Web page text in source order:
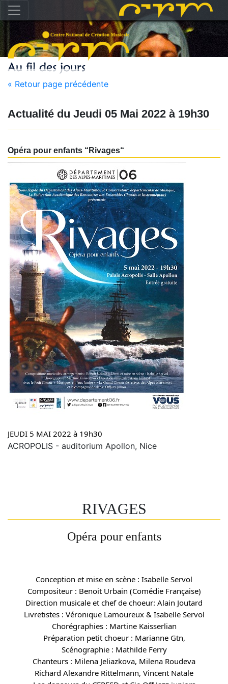
« Retour page précédente
Actualité du Jeudi 05 Mai 2022 à19h30
Opéra pour enfants “Rivages“
JEUDI 5 MAI 2022 à 19h30
ACROPOLIS - auditorium Apollon, Nice
RIVAGES
Opéra pour enfants
Conception et mise en scène : Isabelle Servol
Compositeur : Benoit Urbain (Comédie Française)
Direction musicale et chef de choeur: Alain Joutard
Livretistes : Véronique Lamoureux & Isabelle Servol
Chorégraphies : Martine Kaisserlian
Préparation petit choeur : Marianne Gtn,
Scénographie : Mathilde Ferry
Chanteurs : Milena Jeliazkova, Milena Roudeva
Richard Alexandre Rittelmann, Vincent Natale